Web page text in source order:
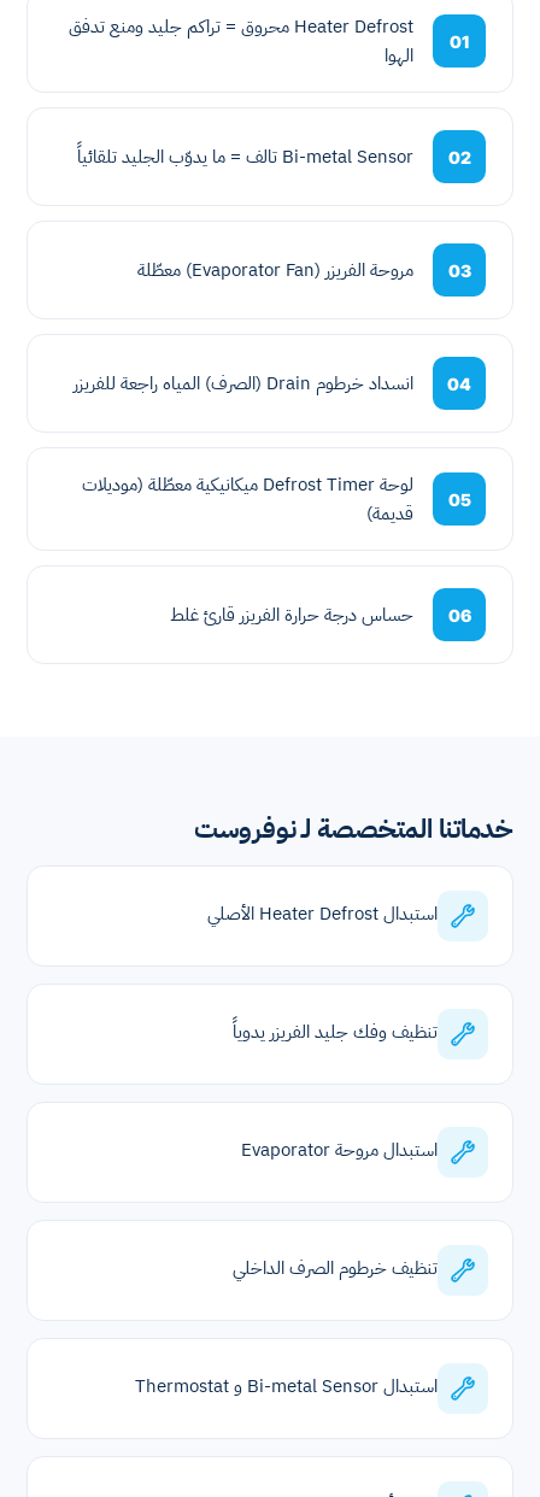
01
Heater Defrost محروق = تراكم جليد ومنع تدفق
الهوا
02 Bi-metal Sensor تالف = ما يدوّب الجليد تلقائياً
03 مروحة الفريزر (Evaporator Fan) معطّلة
04 انسداد خرطوم Drain (الصرف) المياه راجعة للفريزر
05
لوحة Defrost Timer ميكانيكية معطّلة (موديلات
قديمة)
06 حساس درجة حرارة الفريزر قارئ غلط
خدماتنا المتخصصة لـ نوفروست
استبدال Heater Defrost الأصلي
تنظيف وفك جليد الفريزر يدوياً
استبدال مروحة Evaporator
تنظيف خرطوم الصرف الداخلي
استبدال Bi-metal Sensor و Thermostat